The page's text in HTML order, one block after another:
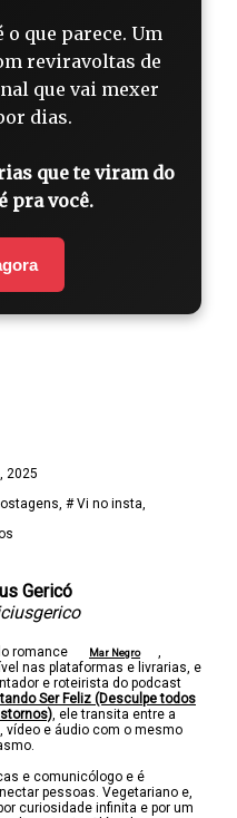
o que parece. Um
reviravoltas de
que vai mexer
dias.
que te viram do
pra você.
2025
# Vi no insta
Gericó
romance Mar Negro
,
nas plataformas e livrarias, e
e roteirista do podcast
Ser Feliz (Desculpe todos
, ele transita entre a
vídeo e áudio com o mesmo
e comunicólogo e é
pessoas. Vegetariano e,
curiosidade infinita e por um